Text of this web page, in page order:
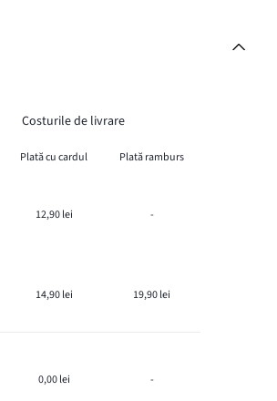
Costurile de livrare
Plată cu cardul
Plată ramburs
12,90 lei -
14,90 lei 19,90 lei
0,00 lei -